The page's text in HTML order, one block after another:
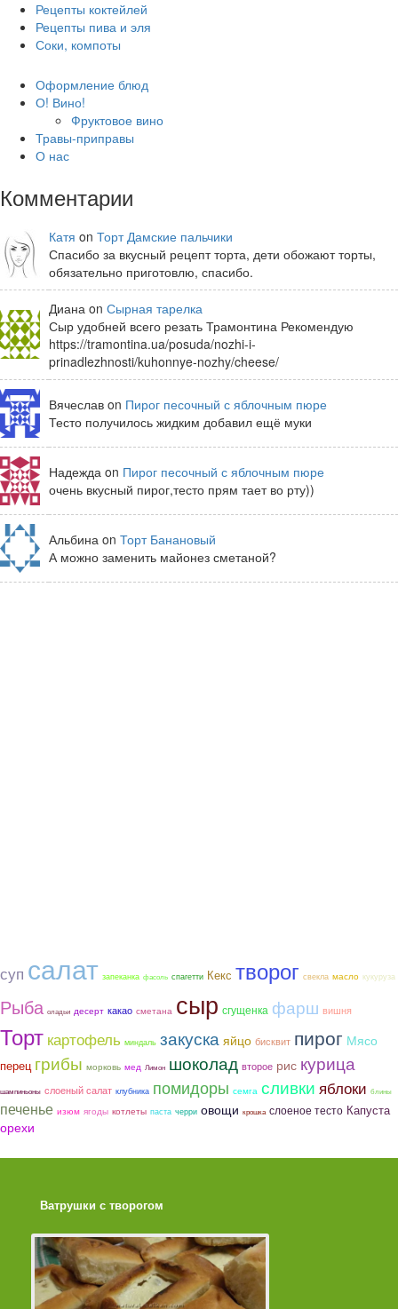
Рецепты коктейлей
Рецепты пива и эля
Соки, компоты
Оформление блюд
О! Вино!
Фруктовое вино
Травы-приправы
О нас
Комментарии
Катя on Торт Дамские пальчики
Спасибо за вкусный рецепт торта, дети обожают торты,
обязательно приготовлю, спасибо.
Диана on Сырная тарелка
Сыр удобней всего резать Трамонтина Рекомендую
https://tramontina.ua/posuda/nozhi-i-
prinadlezhnosti/kuhonnye-nozhy/cheese/
Вячеслав on Пирог песочный с яблочным пюре
Тесто получилось жидким добавил ещё муки
Надежда on Пирог песочный с яблочным пюре
очень вкусный пирог,тесто прям тает во рту))
Альбина on Торт Банановый
А можно заменить майонез сметаной?
суп салат запеканка фасоль спагетти Кекс творог свекла масло кукуруза
Рыба оладьи десерт какао сметана сыр сгущенка фарш вишня
Торт картофель миндаль закуска яйцо бисквит пирог Мясо
перец грибы морковь мед Лимон шоколад второе рис курица
шампиньоны слоеный салат клубника помидоры семга сливки яблоки блины
печенье изюм ягоды котлеты паста черри овощи крошка слоеное тесто Капуста
орехи
Ватрушки с творогом